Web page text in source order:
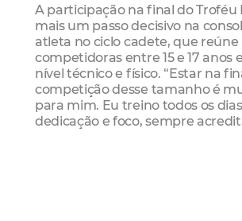
A participação na final do Troféu
mais um passo decisivo na
atleta no ciclo cadete, que reúne
competidoras entre 15 e 17 anos
nível técnico e físico. “Estar na
competição desse tamanho é
para mim. Eu treino todos os
dedicação e foco, sempre